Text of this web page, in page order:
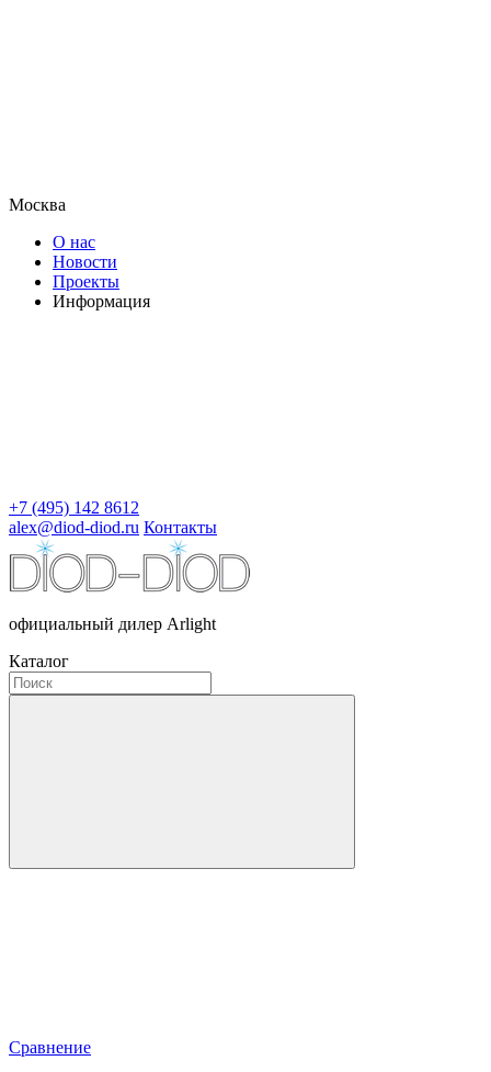
Москва
О нас
Новости
Проекты
Информация
+7 (495) 142 8612
alex@diod-diod.ru Контакты
официальный дилер Arlight
Каталог
Сравнение